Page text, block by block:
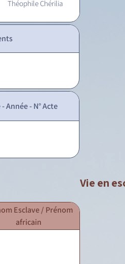
Théophile Chérilia
Année - N° Acte
Vie en
Esclave / Prénom
africain